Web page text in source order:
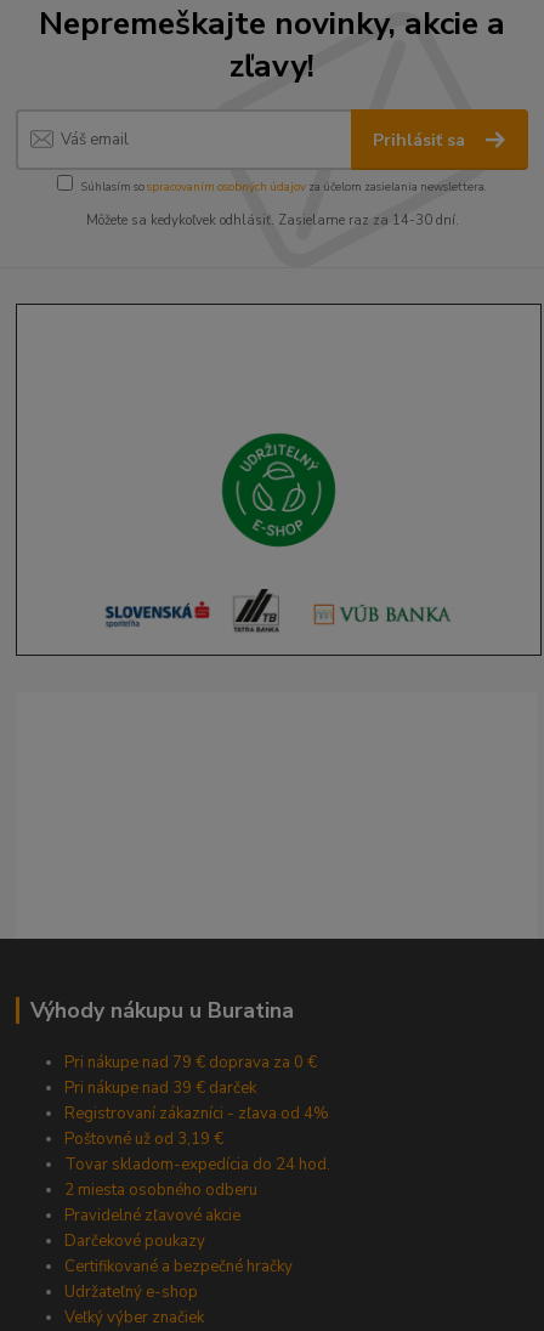
Nepremeškajte novinky, akcie a
zľavy!
Prihlásiť sa
Súhlasím sospracovaním osobných údajov za účelom zasielania newslettera.
Môžete sa kedykoľvek odhlásiť. Zasielame raz za 14-30 dní.
Výhody nákupu u Buratina
Pri nákupe nad 79 € doprava za 0 €
Pri nákupe nad 39 € darček
Registrovaní zákazníci - zľava od 4%
Poštovné už od 3,19 €
Tovar skladom-expedícia do 24 hod.
2 miesta osobného odberu
Pravidelné zľavové akcie
Darčekové poukazy
Certifikované a bezpečné hračky
Udržateľný e-shop
Veľký výber značiek